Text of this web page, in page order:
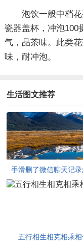
泡饮一般中档
瓷器盖杯，冲泡100
气，品茶味。此类
味，耐冲泡。
生活图文推荐
手滑删了微信聊天记
五行相生相克相乘相